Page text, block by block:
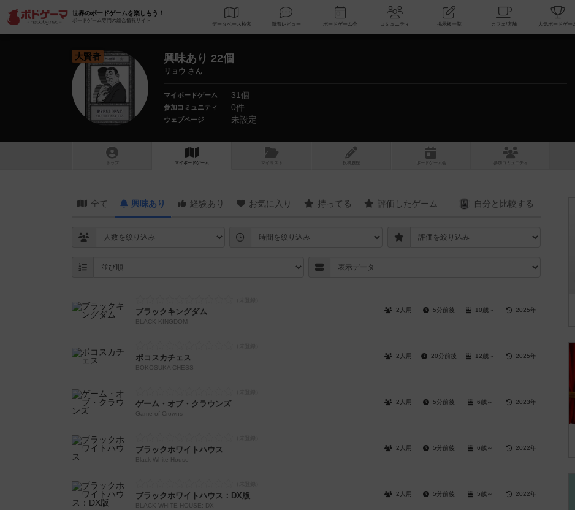
世界のボードゲームを楽しもう！
ボードゲーム専門の総合情報サイト
データベース 検索 新着レビュー ボードゲーム会 コミュニティ 掲示板一覧 カフェ/店舗
大賢者 興味あり 22個
リョウ さん
マイボードゲーム 31個
参加コミュニティ 0件
ウェブページ 未設定
トップ マイボードゲーム マイリスト 投稿履歴 ボ ドゲ ーム コミュニティ
全て 興味あり 経験あり お気に入り 持ってる 評価したゲーム 自分と 比較する
ブラックキングダム
BLACK KINGDOM
2人用 5分前後 10歳～ 2025年
ボコスカチェス
BOKOSUKA CHESS
2人用 20分前後 12歳～ 2025年
ゲーム・オブ・クラウンズ
Game of Crowns
2人用 5分前後 6歳～ 2023年
ブラックホワイトハウス
Black White House
2人用 5分前後 6歳～ 2022年
ブラックホワイトハウス：DX版
BLACK WHITE HOUSE: DX
2人用 5分前後 5歳～ 2022年